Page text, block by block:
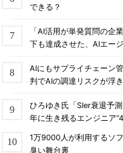
できる？
「AI活用が単発質問の
下も達成させた、AIエー
AIにもサプライチェーン
判でAIの調達リスクが浮
ひろゆき氏「SIer衰退予
年に生き残るエンジニア
1万9000人が利用するソ
臭い舞台裏